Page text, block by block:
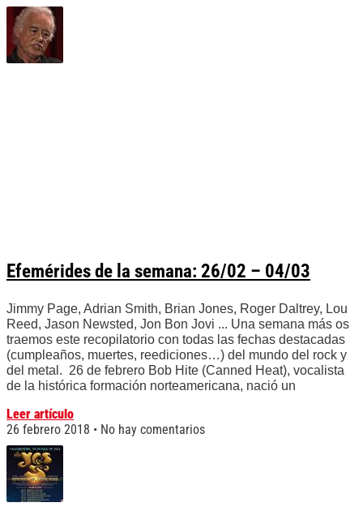
Efemérides de la semana: 26/02 – 04/03
Jimmy Page, Adrian Smith, Brian Jones, Roger Daltrey, Lou
Reed, Jason Newsted, Jon Bon Jovi ... Una semana más os
traemos este recopilatorio con todas las fechas destacadas
(cumpleaños, muertes, reediciones…) del mundo del rock y
del metal. 26 de febrero Bob Hite (Canned Heat), vocalista
de la histórica formación norteamericana, nació un
Leer artículo
26 febrero 2018
No hay comentarios